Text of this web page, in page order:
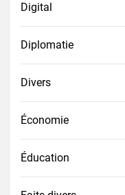
Digital
Diplomatie
Divers
Économie
Éducation